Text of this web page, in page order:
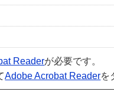
Readerが必要です。
Adobe Acrobat Readerを